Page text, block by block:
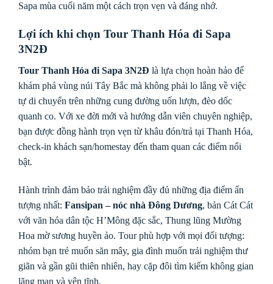
Sapa mùa cuối năm một cách trọn vẹn và đáng nhớ.
Lợi ích khi chọn Tour Thanh Hóa đi Sapa
3N2Đ
Tour Thanh Hóa đi Sapa 3N2Đ là lựa chọn hoàn hảo để
khám phá vùng núi Tây Bắc mà không phải lo lắng về việc
tự di chuyển trên những cung đường uốn lượn, đèo dốc
quanh co. Với xe đời mới và hướng dẫn viên chuyên nghiệp,
bạn được đồng hành trọn vẹn từ khâu đón/trả tại Thanh Hóa,
check-in khách sạn/homestay đến tham quan các điểm nổi
bật.
Hành trình đảm bảo trải nghiệm đầy đủ những địa điểm ấn
tượng nhất: Fansipan – nóc nhà Đông Dương, bản Cát Cát
với văn hóa dân tộc H’Mông đặc sắc, Thung lũng Mường
Hoa mờ sương huyền ảo. Tour phù hợp với mọi đối tượng:
nhóm bạn trẻ muốn săn mây, gia đình muốn trải nghiệm thư
giãn và gần gũi thiên nhiên, hay cặp đôi tìm kiếm không gian
lãng mạn và yên tĩnh.